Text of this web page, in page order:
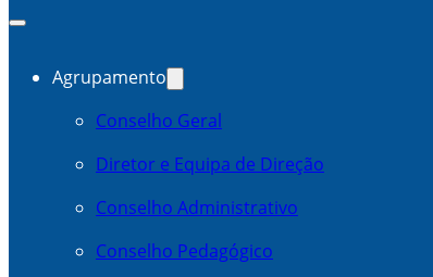
Agrupamento
Conselho Geral
Diretor e Equipa de Direção
Conselho Administrativo
Conselho Pedagógico